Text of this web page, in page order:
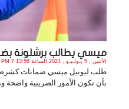
ميسي يطالب برشلونة
الأثنين , 5 يـولـيـو , 2021 الساعة 7:13:56 PM
طلب ليونيل ميسي ضمانات كشرط
بأن تكون الأمور الضريبية واضحة